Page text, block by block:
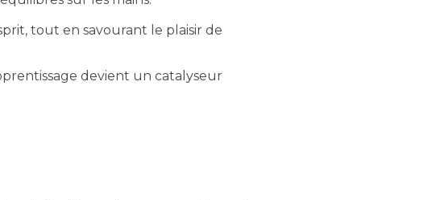
tout en savourant le plaisir de
devient un catalyseur